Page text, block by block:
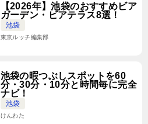
【2026年】池袋のおすすめビア
ガーデン・ビアテラス8選！
池袋
東京ルッチ編集部
池袋の暇つぶしスポットを60
分・30分・10分と時間毎に完全
ナビ！
池袋
けんわた